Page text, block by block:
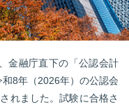
情報
は？
ス紹介
金融庁直下の「公認会計
8年（2026年）の公認会
れました。試験に合格さ